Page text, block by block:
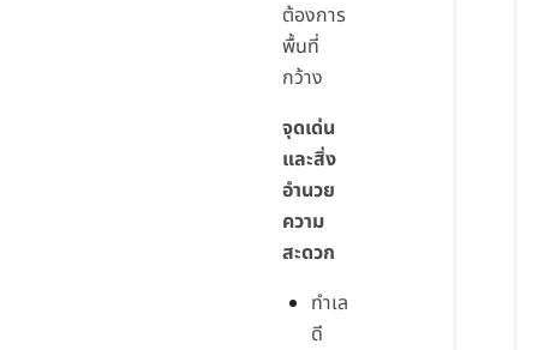
ต้องการ
พื้นที่
กว้าง
จุดเด่น
และสิ่ง
อำนวย
ความ
สะดวก
ทำเล
ดี